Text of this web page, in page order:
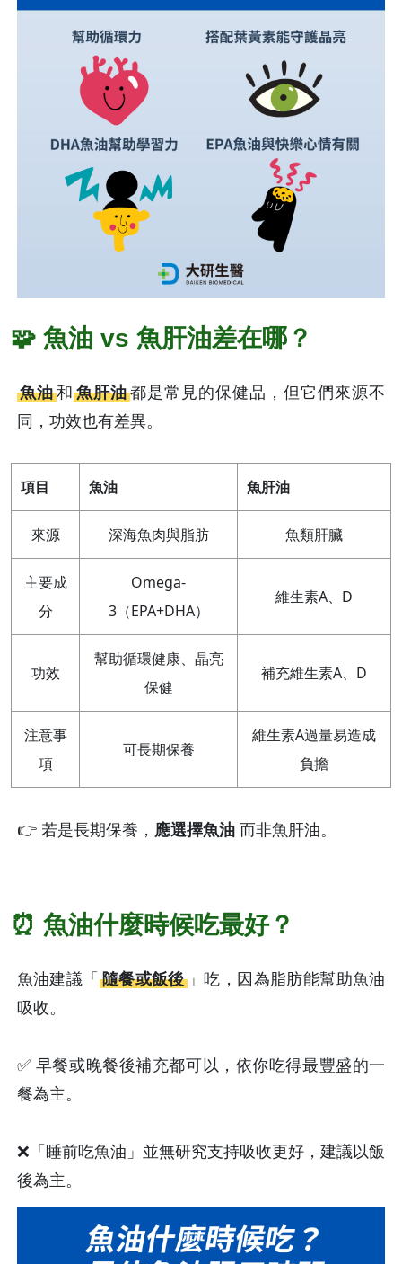
🧩 魚油 vs 魚肝油差在哪？
魚油和魚肝油都是常見的保健品，但它們來源不
同，功效也有差異。
項目 魚油 魚肝油
來源 深海魚肉與脂肪 魚類肝臟
主要成
分
Omega-
3（EPA+DHA）
維生素A、D
功效
幫助循環健康、晶亮
保健
補充維生素A、D
注意事
項
可長期保養
維生素A過量易造成
負擔
👉 若是長期保養， 應選擇魚油 而非魚肝油。
⏰ 魚油什麼時候吃最好？
魚油建議「 隨餐或飯後 」吃，因為脂肪能幫助魚油
吸收。
✅ 早餐或晚餐後補充都可以，依你吃得最豐盛的一
餐為主。
❌「睡前吃魚油」並無研究支持吸收更好，建議以飯
後為主。